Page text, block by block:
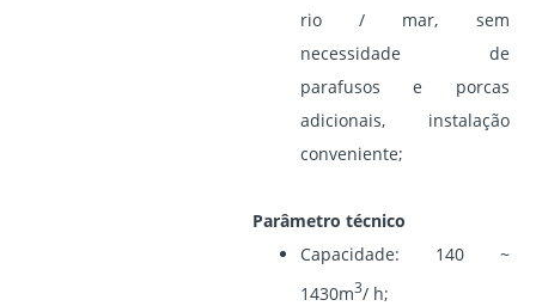
rio / mar, sem
necessidade de
parafusos e porcas
adicionais, instalação
conveniente;
Parâmetro técnico
Capacidade: 140 ~
1430m3/ h;